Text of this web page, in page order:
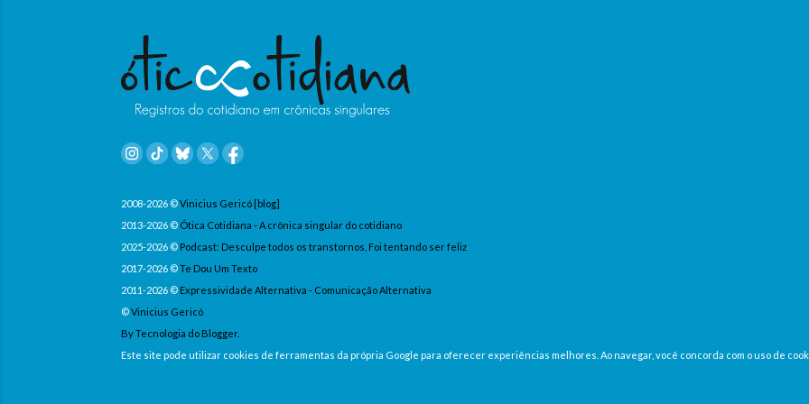
2008-2026 ©Vinicius Gericó [blog]
2013-2026 © Ótica Cotidiana - A crônica singular do cotidiano
2025-2026 © Podcast: Desculpe todos os transtornos, Foi tentando ser feliz
2017-2026 ©Te Dou Um Texto
2011-2026 © Expressividade Alternativa - Comunicação Alternativa
©Vinicius Gericó
By Tecnologia do Blogger.
Este site pode utilizar cookies de ferramentas da própria Google para oferecer experiências melhores. Ao navegar, você concorda com o uso de